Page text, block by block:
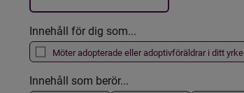
Innehåll för dig som...
Möter adopterade eller adoptivföräldrar i ditt yrke
Innehåll som berör...